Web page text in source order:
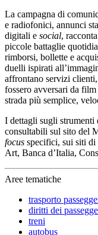
La campagna di
e radiofonici, annunci
digitali e social,
piccole battaglie
rimborsi, bollette e
duelli ispirati
affrontano servizi
fossero avversari da film
strada più semplice,
I dettagli sugli strumenti
consultabili sul sito del
focus specifici, sui siti
Art, Banca d’Italia,
Aree tematiche
trasporto
diritti dei
treni
autobus